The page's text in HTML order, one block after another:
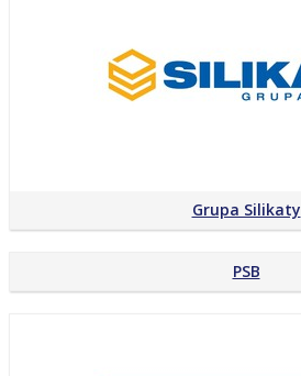
Grupa Silikaty
PSB